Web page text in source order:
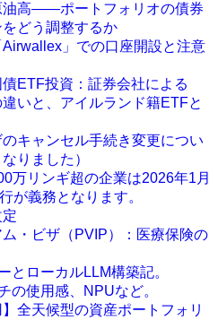
油高――ポートフォリオの債券
どう調整するか
」での口座開設と注意
ETF投資：証券会社による
違いと、アイルランド籍ETFと
のキャンセル手続き変更につい
りました）
万リンギ超の企業は2026年1月
が義務となります。
・ビザ（PVIP）：医療保険の
とローカルLLM構築記。
の使用感、NPUなど。
】全天候型の資産ポートフォリ